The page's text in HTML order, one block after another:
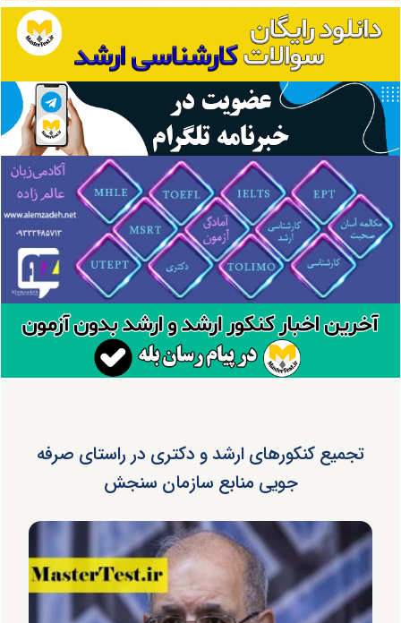
تجمیع کنکورهای ارشد و دکتری در راستای صرفه
جویی منابع سازمان سنجش